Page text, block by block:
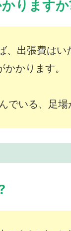
りますか
出張費はい
かります。
いる、足